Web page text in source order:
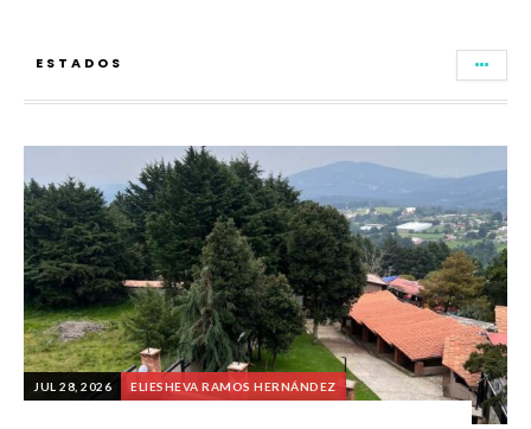
ESTADOS
JUL 28, 2026 ELIESHEVA RAMOS HERNÁNDEZ